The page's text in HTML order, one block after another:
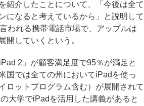
紹介したことについて、「今後は全て
になると考えているから」と説明して
われる携帯電話市場で、アップルは
開していくという。
2」が顧客満足度で95％が満足と
国では全ての州においてiPadを使っ
ロットプログラム含む）が展開されて
大学でiPadを活用した講義があると